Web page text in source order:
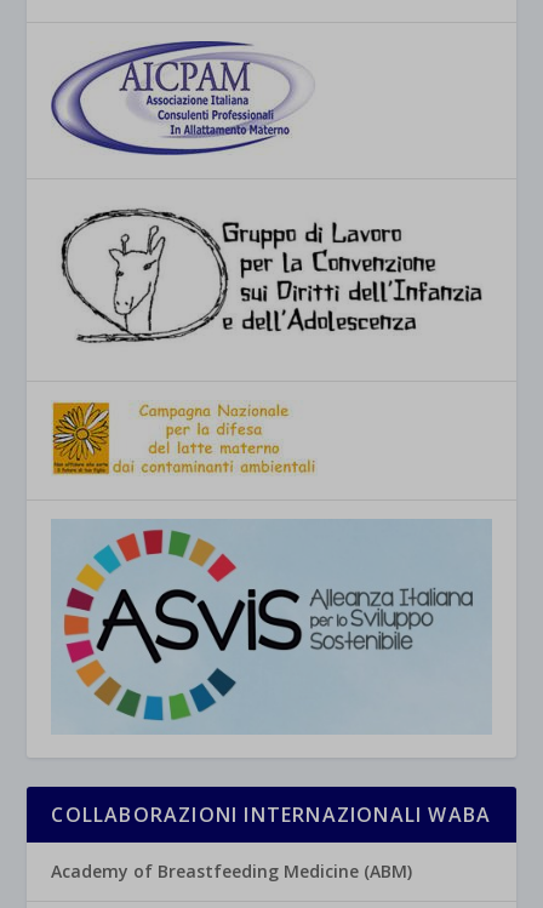
COLLABORAZIONI INTERNAZIONALI WABA
Academy of Breastfeeding Medicine (ABM)